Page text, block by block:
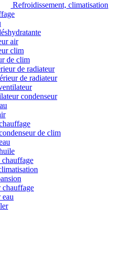
Refroidissement, climatisation
air
clim
de clim
de radiateur
de radiateur
condenseur
de clim
chauffage
chauffage